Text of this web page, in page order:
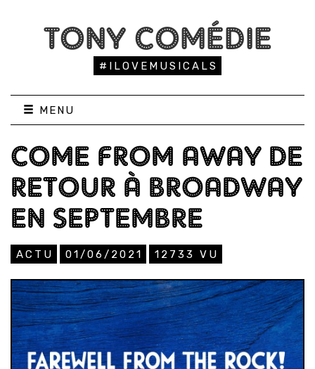
TONY COMÉDIE
#ILOVEMUSICALS
MENU
COME FROM AWAY DE
RETOUR À BROADWAY
EN SEPTEMBRE
ACTU 01/06/2021 12733 VU